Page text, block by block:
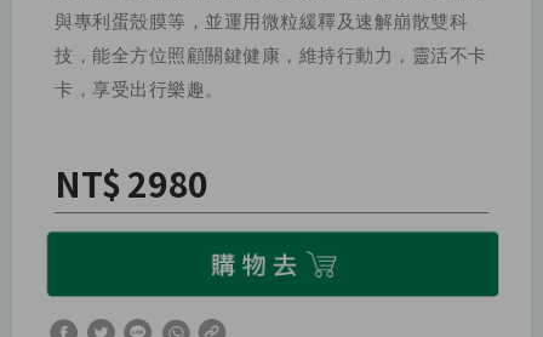
與專利蛋殼膜等，並運用微粒緩釋及速解崩散雙科
技，能全方位照顧關鍵健康，維持行動力，靈活不卡
卡，享受出行樂趣。
NT$ 2980